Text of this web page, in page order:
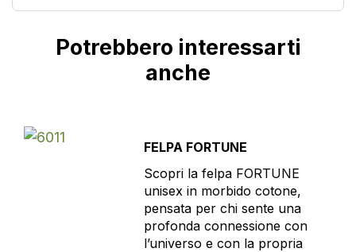
Potrebbero interessarti
anche
FELPA FORTUNE
Scopri la felpa FORTUNE
unisex in morbido cotone,
pensata per chi sente una
profonda connessione con
l’universo e con la propria